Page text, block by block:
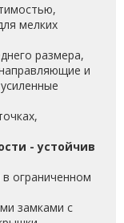
мелких
размера,
и
- устойчив
ограниченном
замками с